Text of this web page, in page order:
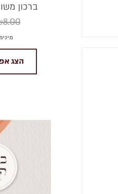
ברכון
8.00
מינימום
הצג